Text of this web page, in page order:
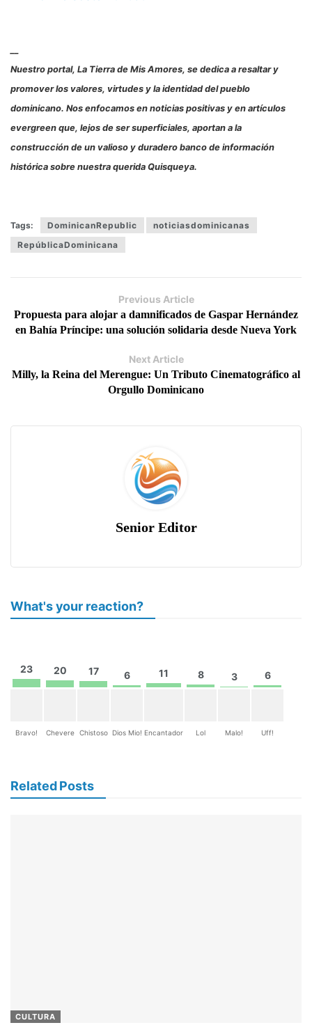
Nuestro portal, La Tierra de Mis Amores, se dedica a resaltar y
promover los valores, virtudes y la identidad del pueblo
dominicano. Nos enfocamos en noticias positivas y en artículos
evergreen que, lejos de ser superficiales, aportan a la
construcción de un valioso y duradero banco de información
histórica sobre nuestra querida Quisqueya.
Tags: DominicanRepublic
noticiasdominicanas
RepúblicaDominicana
Previous Article
Propuesta para alojar a damnificados de Gaspar Hernández
en Bahía Príncipe: una solución solidaria desde Nueva York
Next Article
Milly, la Reina del Merengue: Un Tributo Cinematográfico al
Orgullo Dominicano
Senior Editor
What's your reaction?
23
Bravo!
20
Chevere
17
Chistoso
6
Dios Mio!
11
Encantador
8
Lol
3
Malo!
6
Uff!
Related Posts
CULTURA